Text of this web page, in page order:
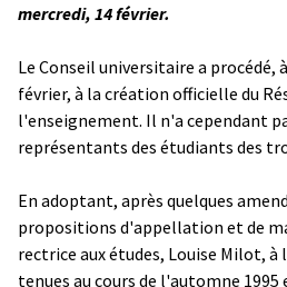
mercredi, 14 février.
Le Conseil universitaire a procédé,
février, à la création officielle du
l'enseignement. Il n'a cependant
représentants des étudiants des
En adoptant, après quelques
propositions d'appellation et de
rectrice aux études, Louise Milot,
tenues au cours de l'automne